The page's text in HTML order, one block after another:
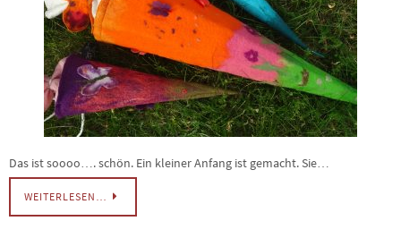
Das ist soooo…. schön. Ein kleiner Anfang ist gemacht. Sie…
WEITERLESEN…